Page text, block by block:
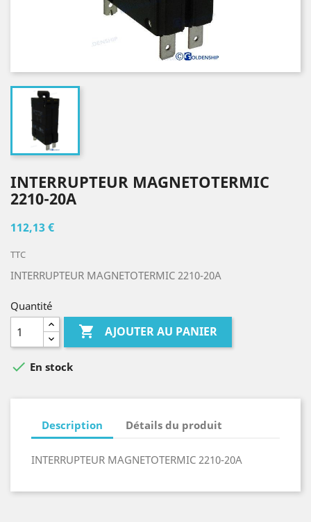
INTERRUPTEUR MAGNETOTERMIC
2210-20A
112,13 €
TTC
INTERRUPTEUR MAGNETOTERMIC 2210-20A
Quantité
 AJOUTER AU PANIER
 En stock
Description Détails du produit
INTERRUPTEUR MAGNETOTERMIC 2210-20A